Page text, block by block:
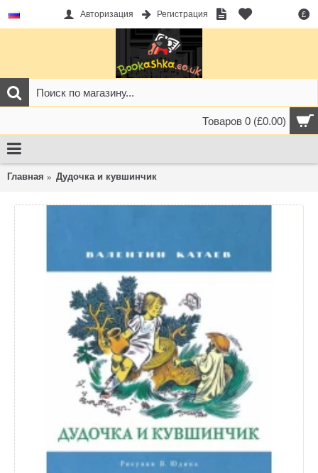
£
Авторизация Регистрация
Товаров 0 (£0.00)
Главная Дудочка и кувшинчик